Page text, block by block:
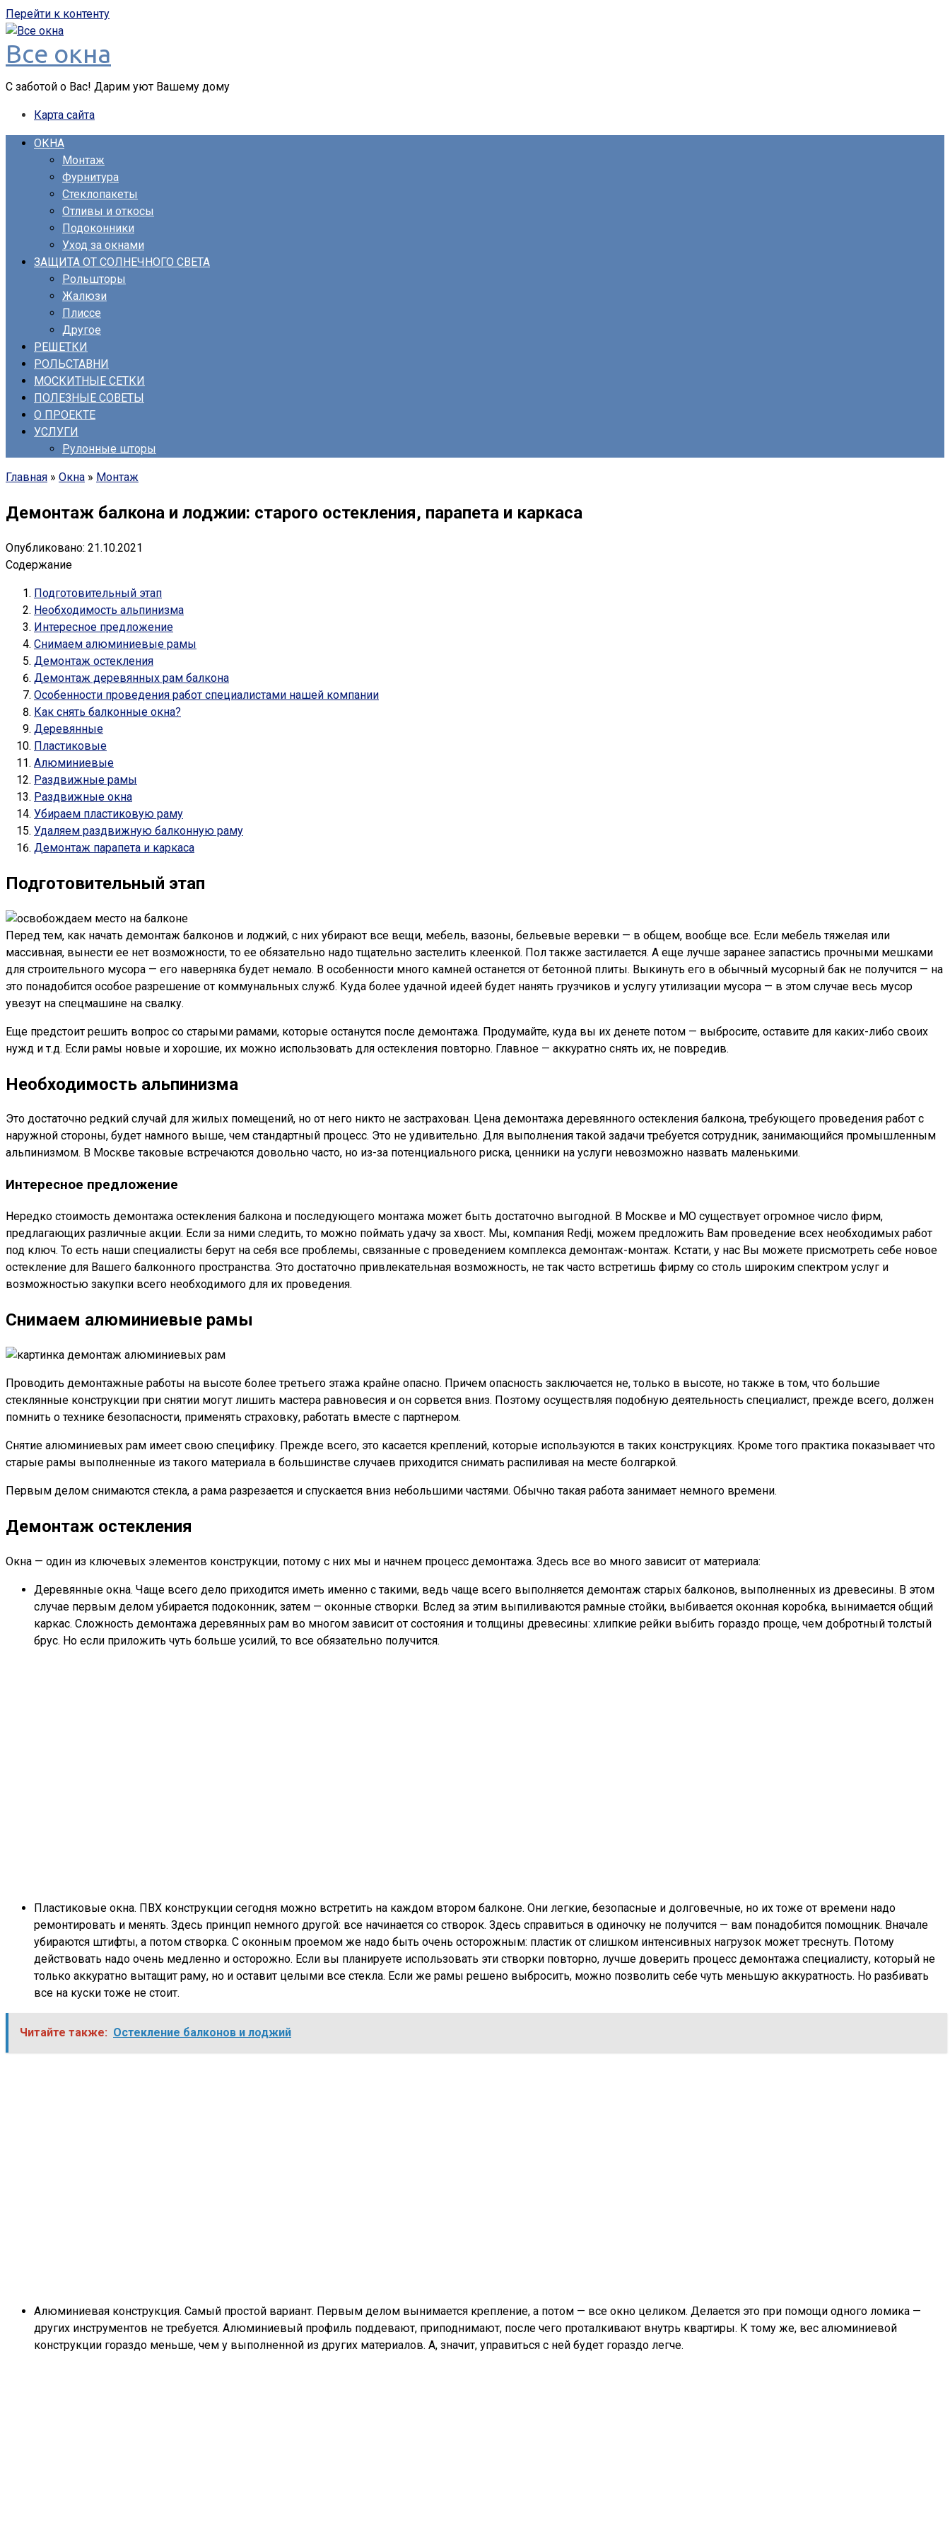
Перейти к контенту
Все окна
С заботой о Вас! Дарим уют Вашему дому
Карта сайта
ОКНА
Монтаж
Фурнитура
Стеклопакеты
Отливы и откосы
Подоконники
Уход за окнами
ЗАЩИТА ОТ СОЛНЕЧНОГО СВЕТА
Рольшторы
Жалюзи
Плиссе
Другое
РЕШЕТКИ
РОЛЬСТАВНИ
МОСКИТНЫЕ СЕТКИ
ПОЛЕЗНЫЕ СОВЕТЫ
О ПРОЕКТЕ
УСЛУГИ
Рулонные шторы
Главная » Окна » Монтаж
Демонтаж балкона и лоджии: старого остекления, парапета и каркаса
Опубликовано: 21.10.2021
Содержание
Подготовительный этап
Необходимость альпинизма
Интересное предложение
Снимаем алюминиевые рамы
Демонтаж остекления
Демонтаж деревянных рам балкона
Особенности проведения работ специалистами нашей компании
Как снять балконные окна?
Деревянные
Пластиковые
Алюминиевые
Раздвижные рамы
Раздвижные окна
Убираем пластиковую раму
Удаляем раздвижную балконную раму
Демонтаж парапета и каркаса
Подготовительный этап
Перед тем, как начать демонтаж балконов и лоджий, с них убирают все вещи, мебель, вазоны, бельевые веревки — в общем, вообще все. Если мебель тяжелая или
массивная, вынести ее нет возможности, то ее обязательно надо тщательно застелить клеенкой. Пол также застилается. А еще лучше заранее запастись прочными мешками
для строительного мусора — его наверняка будет немало. В особенности много камней останется от бетонной плиты. Выкинуть его в обычный мусорный бак не получится — на
это понадобится особое разрешение от коммунальных служб. Куда более удачной идеей будет нанять грузчиков и услугу утилизации мусора — в этом случае весь мусор
увезут на спецмашине на свалку.
Еще предстоит решить вопрос со старыми рамами, которые останутся после демонтажа. Продумайте, куда вы их денете потом — выбросите, оставите для каких-либо своих
нужд и т.д. Если рамы новые и хорошие, их можно использовать для остекления повторно. Главное — аккуратно снять их, не повредив.
Необходимость альпинизма
Это достаточно редкий случай для жилых помещений, но от него никто не застрахован. Цена демонтажа деревянного остекления балкона, требующего проведения работ с
наружной стороны, будет намного выше, чем стандартный процесс. Это не удивительно. Для выполнения такой задачи требуется сотрудник, занимающийся промышленным
альпинизмом. В Москве таковые встречаются довольно часто, но из-за потенциального риска, ценники на услуги невозможно назвать маленькими.
Интересное предложение
Нередко стоимость демонтажа остекления балкона и последующего монтажа может быть достаточно выгодной. В Москве и МО существует огромное число фирм,
предлагающих различные акции. Если за ними следить, то можно поймать удачу за хвост. Мы, компания Redji, можем предложить Вам проведение всех необходимых работ
под ключ. То есть наши специалисты берут на себя все проблемы, связанные с проведением комплекса демонтаж-монтаж. Кстати, у нас Вы можете присмотреть себе новое
остекление для Вашего балконного пространства. Это достаточно привлекательная возможность, не так часто встретишь фирму со столь широким спектром услуг и
возможностью закупки всего необходимого для их проведения.
Снимаем алюминиевые рамы
Проводить демонтажные работы на высоте более третьего этажа крайне опасно. Причем опасность заключается не, только в высоте, но также в том, что большие
стеклянные конструкции при снятии могут лишить мастера равновесия и он сорвется вниз. Поэтому осуществляя подобную деятельность специалист, прежде всего, должен
помнить о технике безопасности, применять страховку, работать вместе с партнером.
Снятие алюминиевых рам имеет свою специфику. Прежде всего, это касается креплений, которые используются в таких конструкциях. Кроме того практика показывает что
старые рамы выполненные из такого материала в большинстве случаев приходится снимать распиливая на месте болгаркой.
Первым делом снимаются стекла, а рама разрезается и спускается вниз небольшими частями. Обычно такая работа занимает немного времени.
Демонтаж остекления
Окна — один из ключевых элементов конструкции, потому с них мы и начнем процесс демонтажа. Здесь все во много зависит от материала:
Деревянные окна. Чаще всего дело приходится иметь именно с такими, ведь чаще всего выполняется демонтаж старых балконов, выполненных из древесины. В этом
случае первым делом убирается подоконник, затем — оконные створки. Вслед за этим выпиливаются рамные стойки, выбивается оконная коробка, вынимается общий
каркас. Сложность демонтажа деревянных рам во многом зависит от состояния и толщины древесины: хлипкие рейки выбить гораздо проще, чем добротный толстый
брус. Но если приложить чуть больше усилий, то все обязательно получится.
Пластиковые окна. ПВХ конструкции сегодня можно встретить на каждом втором балконе. Они легкие, безопасные и долговечные, но их тоже от времени надо
ремонтировать и менять. Здесь принцип немного другой: все начинается со створок. Здесь справиться в одиночку не получится — вам понадобится помощник. Вначале
убираются штифты, а потом створка. С оконным проемом же надо быть очень осторожным: пластик от слишком интенсивных нагрузок может треснуть. Потому
действовать надо очень медленно и осторожно. Если вы планируете использовать эти створки повторно, лучше доверить процесс демонтажа специалисту, который не
только аккуратно вытащит раму, но и оставит целыми все стекла. Если же рамы решено выбросить, можно позволить себе чуть меньшую аккуратность. Но разбивать
все на куски тоже не стоит.
Читайте также: Остекление балконов и лоджий
Алюминиевая конструкция. Самый простой вариант. Первым делом вынимается крепление, а потом — все окно целиком. Делается это при помощи одного ломика —
других инструментов не требуется. Алюминиевый профиль поддевают, приподнимают, после чего проталкивают внутрь квартиры. К тому же, вес алюминиевой
конструкции гораздо меньше, чем у выполненной из других материалов. А, значит, управиться с ней будет гораздо легче.